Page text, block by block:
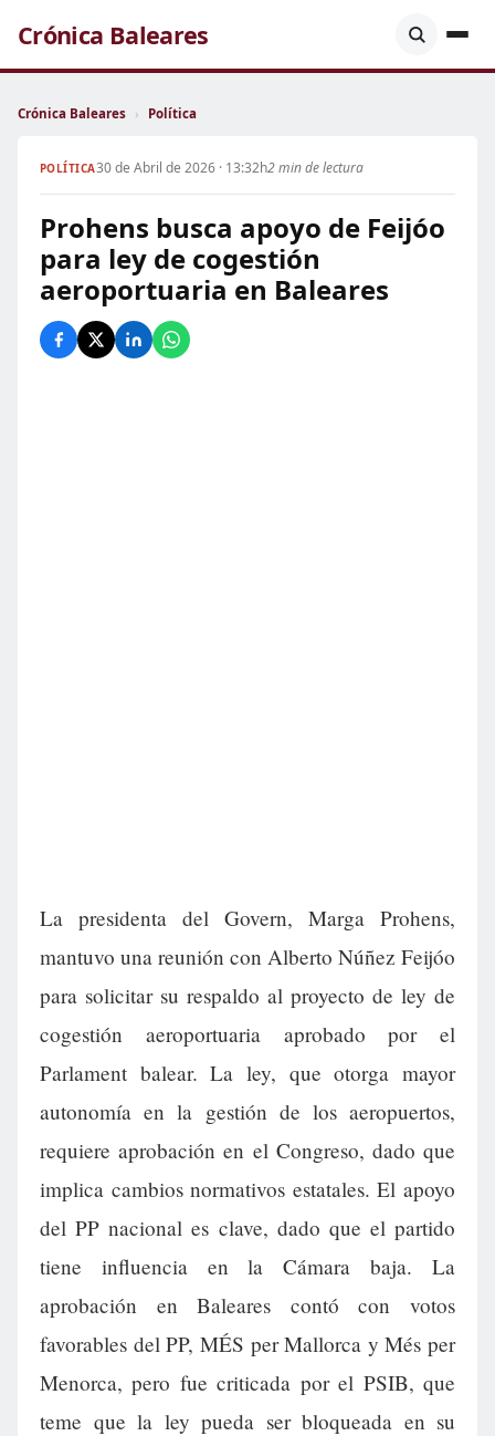
Crónica Baleares
Crónica Baleares › Política
POLÍTICA30 de Abril de 2026 · 13:32h2 min de lectura
Prohens busca apoyo de Feijóo
para ley de cogestión
aeroportuaria en Baleares
La presidenta del Govern, Marga Prohens,
mantuvo una reunión con Alberto Núñez Feijóo
para solicitar su respaldo al proyecto de ley de
cogestión aeroportuaria aprobado por el
Parlament balear. La ley, que otorga mayor
autonomía en la gestión de los aeropuertos,
requiere aprobación en el Congreso, dado que
implica cambios normativos estatales. El apoyo
del PP nacional es clave, dado que el partido
tiene influencia en la Cámara baja. La
aprobación en Baleares contó con votos
favorables del PP, MÉS per Mallorca y Més per
Menorca, pero fue criticada por el PSIB, que
teme que la ley pueda ser bloqueada en su